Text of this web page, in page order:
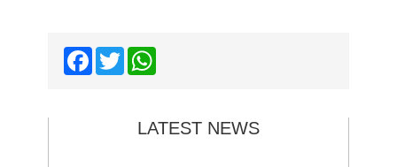
FacebookTwitter
LATEST NEWS